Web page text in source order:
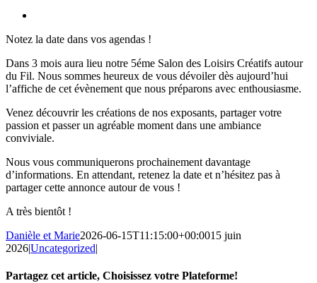
agrandie
Notez la date dans vos agendas !
Dans 3 mois aura lieu notre 5éme Salon des Loisirs Créatifs autour
du Fil. Nous sommes heureux de vous dévoiler dès aujourd’hui
l’affiche de cet évènement que nous préparons avec enthousiasme.
Venez découvrir les créations de nos exposants, partager votre
passion et passer un agréable moment dans une ambiance
conviviale.
Nous vous communiquerons prochainement davantage
d’informations. En attendant, retenez la date et n’hésitez pas à
partager cette annonce autour de vous !
A très bientôt !
Danièle et Marie2026-06-15T11:15:00+00:0015 juin
2026|Uncategorized|
Partagez cet article, Choisissez votre Plateforme!